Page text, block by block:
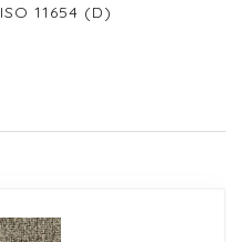
ISO 11654 (D)